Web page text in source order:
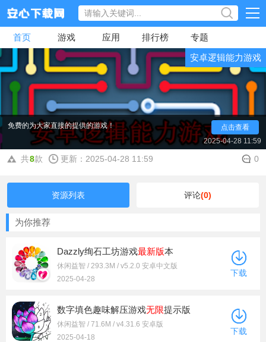
首页 游戏 应用 排行榜
专题
安卓逻辑能力游戏
在自己的手机上面可以免费的玩一些锻炼你自己的逻
辑力的小游戏，但是自己找不到这类型的小游戏，想要免
费的试试现在最新最好玩的各种各样的逻辑力的游戏吗？
我们现在免费的建议大家都是可以试试下面的安心下载网
免费的为大家直接的提供的游戏！
点击查看
2025-04-28 11:59
共8款 更新：2025-04-28 11:59 0
资源列表 评论(0)
为你推荐
Dazzly绚石工坊游戏最新版本
休闲益智 / 293.3M / v5.2.0 安卓中文版
2025-04-28
下载
数字填色趣味解压游戏无限提示版
休闲益智 / 71.6M / v4.31.6 安卓版
2025-04-18
下载